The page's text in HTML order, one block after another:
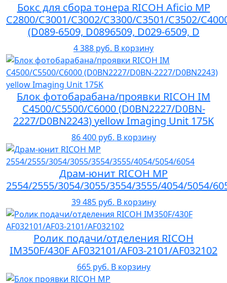
Бокс для сбора тонера RICOH Aficio MP
C2800/C3001/C3002/C3300/C3501/C3502/
(D089-6509, D0896509, D029-6509, D
4 388 руб. В корзину
Блок фотобарабана/проявки RICOH IM
C4500/C5500/C6000 (D0BN2227/D0BN-
2227/D0BN2243) yellow Imaging Unit 175K
86 400 руб. В корзину
Драм-юнит RICOH MP
2554/2555/3054/3055/3554/3555/4054/5054/
39 485 руб. В корзину
Ролик подачи/отделения RICOH
IM350F/430F AF032101/AF03-2101/AF032102
665 руб. В корзину